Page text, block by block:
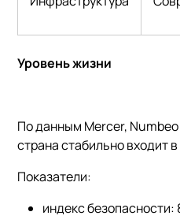
Уровень жизни
По данным Mercer,
страна стабильно входит
Показатели:
индекс безопасности: